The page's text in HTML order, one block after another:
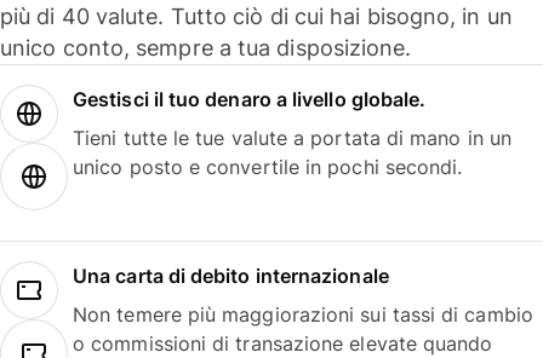
più di 40 valute. Tutto ciò di cui hai bisogno, in un
unico conto, sempre a tua disposizione.
Gestisci il tuo denaro a livello globale.
Tieni tutte le tue valute a portata di mano in un
unico posto e convertile in pochi secondi.
Una carta di debito internazionale
Non temere più maggiorazioni sui tassi di cambio
o commissioni di transazione elevate quando